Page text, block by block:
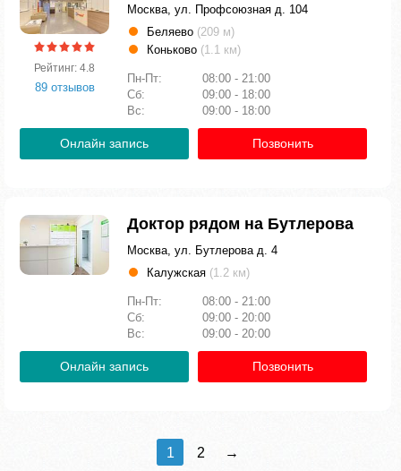
Рейтинг: 4.8
89 отзывов
Москва, ул. Профсоюзная д. 104
Беляево (209 м)
Коньково (1.1 км)
Пн-Пт:
08:00 - 21:00
Сб:
09:00 - 18:00
Вс:
09:00 - 18:00
Онлайн запись Позвонить
Доктор рядом на Бутлерова
Москва, ул. Бутлерова д. 4
Калужская (1.2 км)
Пн-Пт:
08:00 - 21:00
Сб:
09:00 - 20:00
Вс:
09:00 - 20:00
Онлайн запись Позвонить
1 2 →